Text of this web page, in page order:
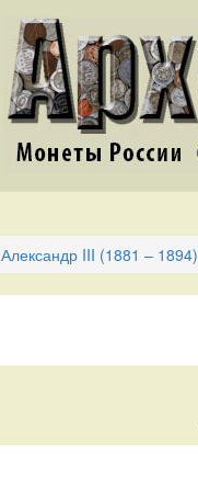
Александр III (1881 – 1894)